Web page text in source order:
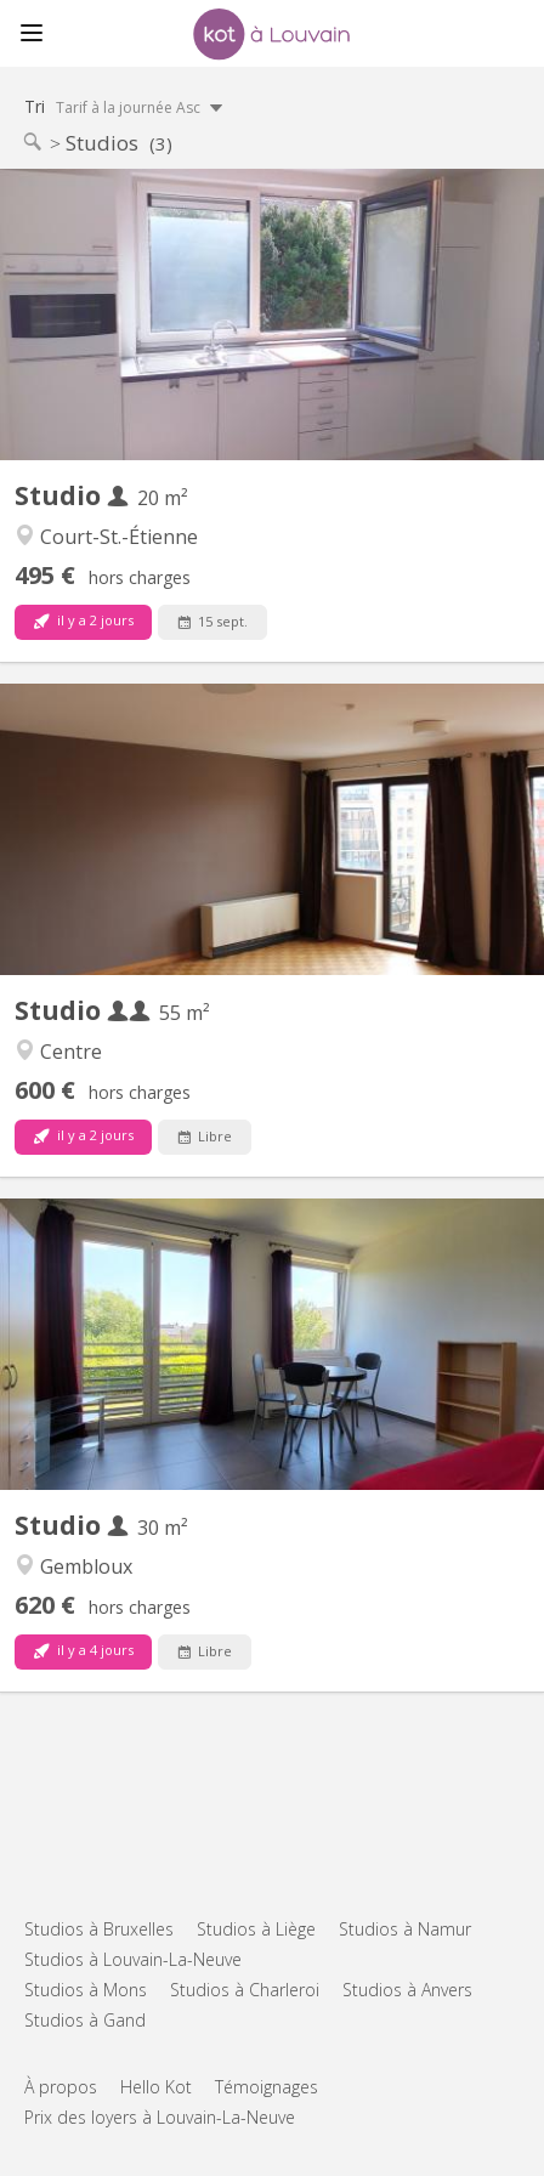
Tri Tarif à la journée Asc
Studios (3)
Studio
20 m²
Court-St.-Étienne
495 € hors charges
il y a 2 jours 15 sept.
KV 1614
Pour 1 ÉTUDIANT(E) sur Louvain-la-Neuve Beau studio meublé
complètement privatif de 20M2 à louer pour l’année académique
2026-2027 Parfait état 495 euros par mois Forfait pour les
charges 100 euros par mois = 595 euros TOUT COMPRIS
(électricité, chauffage, eau, internet) Pas de domicile Pas...
Studio
55 m²
Centre
600 € hors charges
il y a 2 jours Libre
Très grand sturdio de 55 m2 avec cuisines équipée privativve,
salle de bain privative, balcon, video parlophone
Studio
30 m²
Gembloux
620 € hors charges
il y a 4 jours Libre
Situé à Gembloux (Lonzée) à 20 minutes, en voiture, de Louvain
la Neuve. Joli petit Studio à louer. Lumineux. Idéal pour personne
seule ou étudiant-e-Composé d'une pièce de vie avec cuisine
équipée (frigo et partie congélateur, four, 4 taques
vitrocéramiques, lave-vaisselle) , une salle de bain...
Studios à Bruxelles Studios à Liège
Studios à Namur
Studios à Louvain-La-Neuve
Studios à Mons
Studios à Charleroi
Studios à Anvers
Studios à Gand
À propos Hello Kot
Témoignages
Prix des loyers à Louvain-La-Neuve